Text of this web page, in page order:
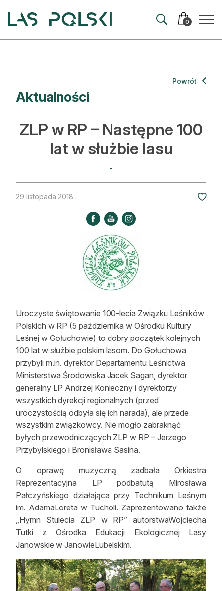
0
Artykuły
Hodowla lasu
Ochrona lasu
Nowe technologie
Kultura i historia
Z zagranicy
Edukacja
Lasy prywatne
O nas
100 lat „Lasu Polskiego”
Prenumerata
Reklama
Zostań autorem
Archiwum
Kontakt
Aktualności
Powrót
ZLP w RP – Następne 100
lat w służbie lasu
-
29 listopada 2018
Uroczyste świętowanie 100-lecia Związku Leśników
Polskich w RP (5 października w Ośrodku Kultury
Leśnej w Gołuchowie) to dobry początek kolejnych
100 lat w służbie polskim lasom. Do Gołuchowa
przybyli m.in. dyrektor Departamentu Leśnictwa
Ministerstwa Środowiska Jacek Sagan, dyrektor
generalny LP Andrzej Konieczny i dyrektorzy
wszystkich dyrekcji regionalnych (przed
uroczystością odbyła się ich narada), ale przede
wszystkim związkowcy. Nie mogło zabraknąć
byłych przewodniczących ZLP w RP – Jerzego
Przybylskiego i Bronisława Sasina.
O oprawę muzyczną zadbała Orkiestra
Reprezentacyjna LP podbatutą Mirosława
Pałczyńskiego działająca przy Technikum Leśnym
im. AdamaLoreta w Tucholi. Zaprezentowano także
„Hymn Stulecia ZLP w RP” autorstwaWojciecha
Tutki z Ośrodka Edukacji Ekologicznej Lasy
Janowskie w JanowieLubelskim.